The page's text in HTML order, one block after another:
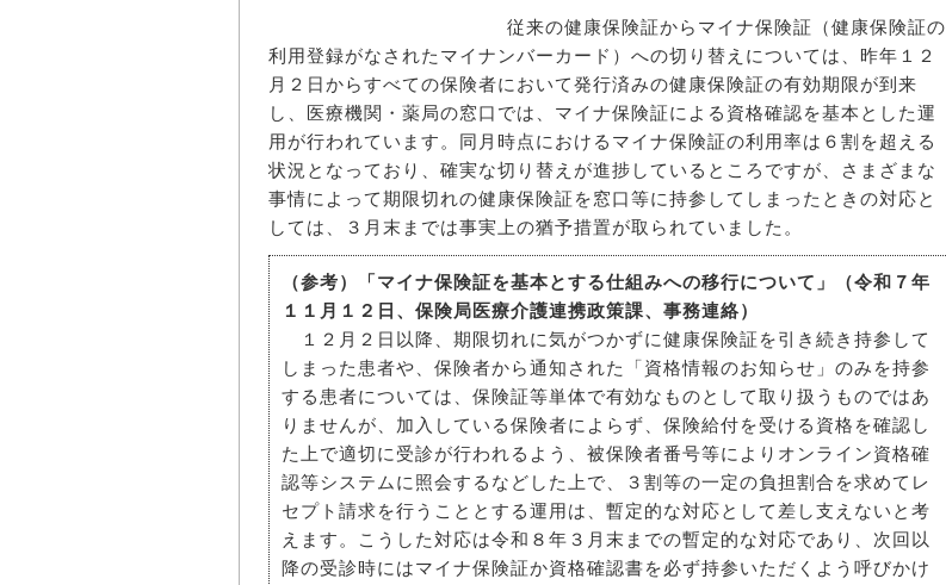
従来の健康保険証からマイナ保険証（健康保険証の
利用登録がなされたマイナンバーカード）への切り替えについては、昨年１２
月２日からすべての保険者において発行済みの健康保険証の有効期限が到来
し、医療機関・薬局の窓口では、マイナ保険証による資格確認を基本とした運
用が行われています。同月時点におけるマイナ保険証の利用率は６割を超える
状況となっており、確実な切り替えが進捗しているところですが、さまざまな
事情によって期限切れの健康保険証を窓口等に持参してしまったときの対応と
しては、３月末までは事実上の猶予措置が取られていました。
（参考）「マイナ保険証を基本とする仕組みへの移行について」（令和７年
１１月１２日、保険局医療介護連携政策課、事務連絡）
１２月２日以降、期限切れに気がつかずに健康保険証を引き続き持参して
しまった患者や、保険者から通知された「資格情報のお知らせ」のみを持参
する患者については、保険証等単体で有効なものとして取り扱うものではあ
りませんが、加入している保険者によらず、保険給付を受ける資格を確認し
た上で適切に受診が行われるよう、被保険者番号等によりオンライン資格確
認等システムに照会するなどした上で、３割等の一定の負担割合を求めてレ
セプト請求を行うこととする運用は、暫定的な対応として差し支えないと考
えます。こうした対応は令和８年３月末までの暫定的な対応であり、次回以
降の受診時にはマイナ保険証か資格確認書を必ず持参いただくよう呼びかけ